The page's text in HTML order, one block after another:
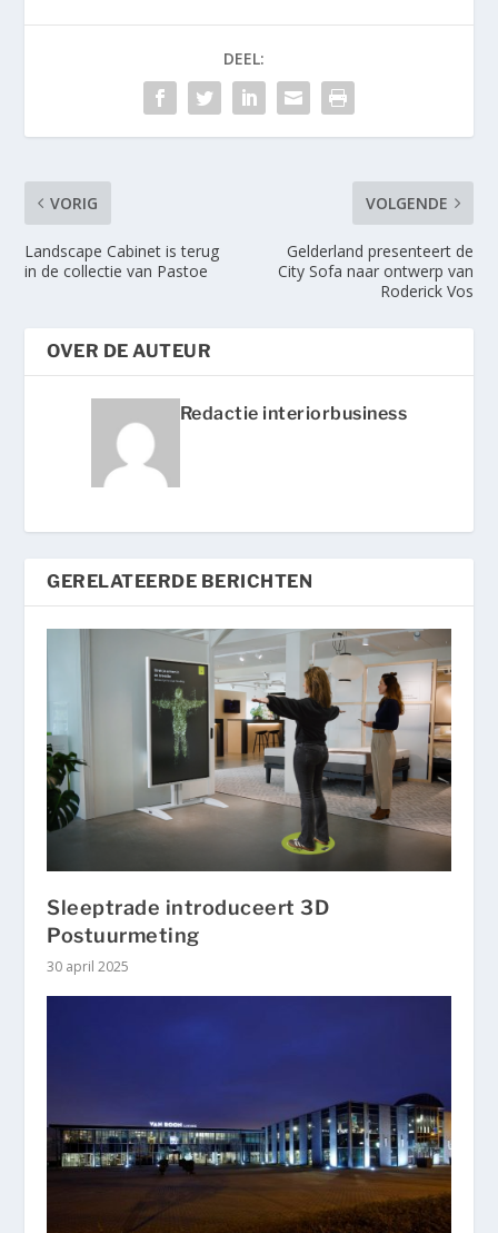
DEEL:
VORIG
Landscape Cabinet is terug
in de collectie van Pastoe
VOLGENDE
Gelderland presenteert de
City Sofa naar ontwerp van
Roderick Vos
OVER DE AUTEUR
Redactie interiorbusiness
GERELATEERDE BERICHTEN
Sleeptrade introduceert 3D
Postuurmeting
30 april 2025